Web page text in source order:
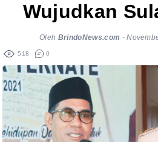
Wujudkan
Oleh BrindoNews.com -
518 0